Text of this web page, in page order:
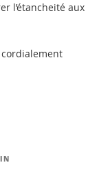
l’étancheité aux